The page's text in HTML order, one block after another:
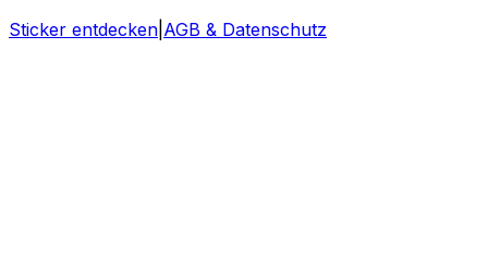
Sticker entdecken AGB & Datenschutz